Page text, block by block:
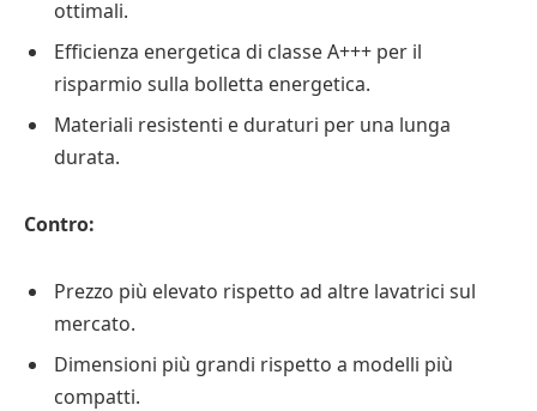
ottimali.
Efficienza energetica di classe A+++ per il
risparmio sulla bolletta energetica.
Materiali resistenti e duraturi per una lunga
durata.
Contro:
Prezzo più elevato rispetto ad altre lavatrici sul
mercato.
Dimensioni più grandi rispetto a modelli più
compatti.